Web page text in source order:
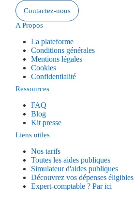
Contactez-nous
A Propos
La plateforme
Conditions générales
Mentions légales
Cookies
Confidentialité
Ressources
FAQ
Blog
Kit presse
Liens utiles
Nos tarifs
Toutes les aides publiques
Simulateur d'aides publiques
Découvrez vos dépenses éligibles
Expert-comptable ? Par ici